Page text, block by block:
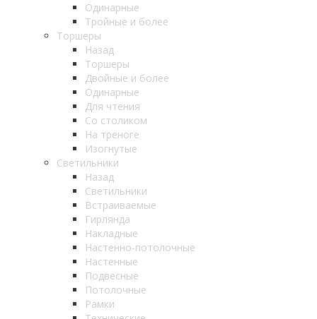
Одинарные
Тройные и более
Торшеры
Назад
Торшеры
Двойные и более
Одинарные
Для чтения
Со столиком
На треноге
Изогнутые
Светильники
Назад
Светильники
Встраиваемые
Гирлянда
Накладные
Настенно-потолочные
Настенные
Подвесные
Потолочные
Рамки